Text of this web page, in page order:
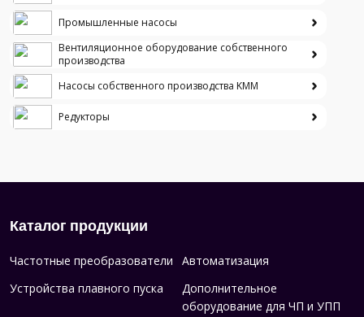
Промышленные насосы
Вентиляционное оборудование собственного
производства
Насосы собственного производства KMM
Редукторы
Каталог продукции
Частотные преобразователи
Автоматизация
Устройства плавного пуска
Дополнительное
оборудование для ЧП и УПП